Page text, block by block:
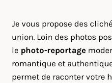
Je vous propose des
union. Loin des photos
le photo-reportage
romantique et
permet de raconter votre